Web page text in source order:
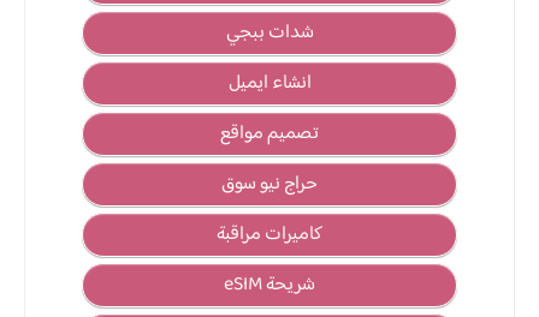
شدات ببجي
انشاء ايميل
تصميم مواقع
حراج نيو سوق
كاميرات مراقبة
شريحة eSIM